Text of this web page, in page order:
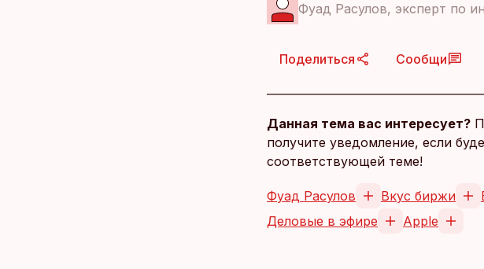
Фуад Расулов, эксперт по
Поделиться Сообщи
Данная тема вас интересует?
получите уведомление, если
соответствующей теме!
Фуад Расулов Вкус биржи
Деловые в эфире
Apple